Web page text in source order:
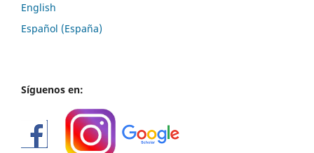
English
Español (España)
Síguenos en: